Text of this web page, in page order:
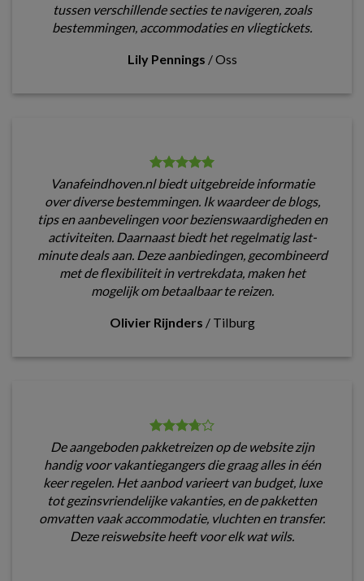
tussen verschillende secties te navigeren, zoals
bestemmingen, accommodaties en vliegtickets.
Lily Pennings /Oss
Vanafeindhoven.nl biedt uitgebreide informatie
over diverse bestemmingen. Ik waardeer de blogs,
tips en aanbevelingen voor bezienswaardigheden en
activiteiten. Daarnaast biedt het regelmatig last-
minute deals aan. Deze aanbiedingen, gecombineerd
met de flexibiliteit in vertrekdata, maken het
mogelijk om betaalbaar te reizen.
Olivier Rijnders / Tilburg
De aangeboden pakketreizen op de website zijn
handig voor vakantiegangers die graag alles in één
keer regelen. Het aanbod varieert van budget, luxe
tot gezinsvriendelijke vakanties, en de pakketten
omvatten vaak accommodatie, vluchten en transfer.
Deze reiswebsite heeft voor elk wat wils.